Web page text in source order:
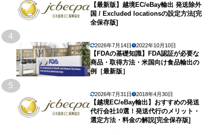
【最新版】越境EC/eBay輸出 発送除外
国 / Excluded locationsの設定方法[完
全保存版]
4
2026年7月14日 2022年10月10日
【FDAの基礎知識】FDA認証が必要な
商品・取得方法・米国向け食品輸出の
例［最新版］
5
2026年7月31日 2018年4月30日
【越境EC/eBay輸出】おすすめの発送
代行会社10選！発送代行のメリット・
選定方法・料金の解説[完全保存版]